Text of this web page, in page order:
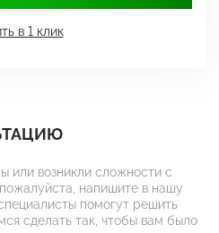
в 1 клик
или возникли сложности с
напишите в нашу
помогут решить
сделать так, чтобы вам было